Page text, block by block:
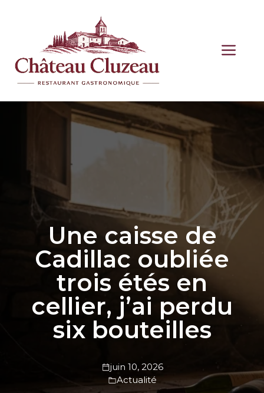
Une caisse de
Cadillac oubliée
trois étés en
cellier, j’ai perdu
six bouteilles
juin 10, 2026
Actualité